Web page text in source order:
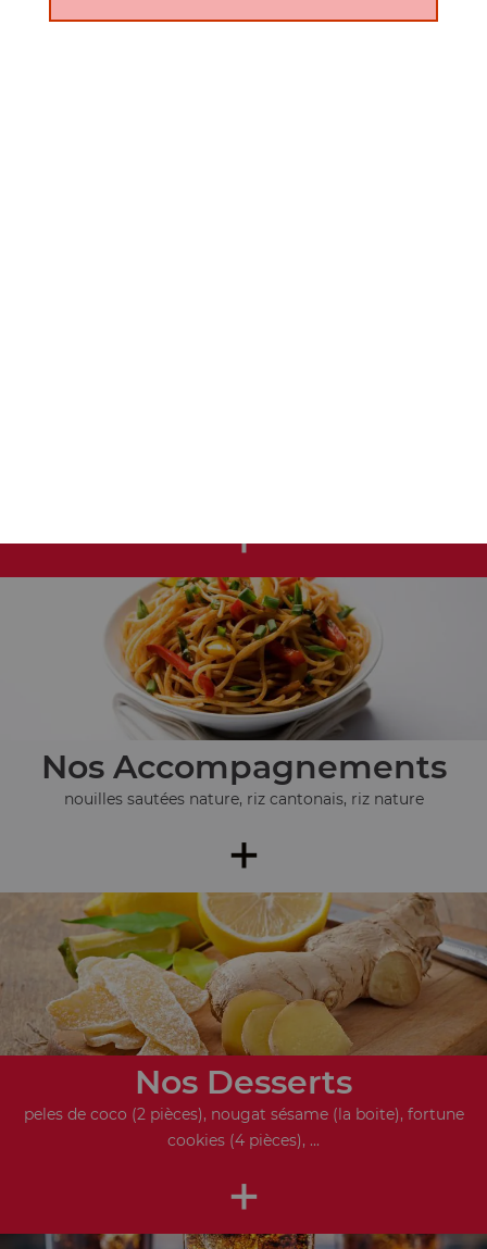
+
Nos Accompagnements
nouilles sautées nature, riz cantonais, riz nature
+
Nos Desserts
peles de coco (2 pièces), nougat sésame (la boite), fortune
cookies (4 pièces), ...
+